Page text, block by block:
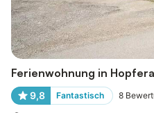
Ferienwohnung in
9,8 Fantastisch 8